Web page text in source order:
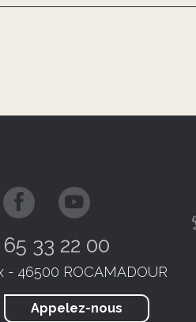
65 33 22 00
- 46500 ROCAMADOUR
Appelez-nous